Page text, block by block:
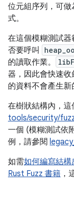
位元組序列，可
式。
在這個模糊測試
否要呼叫
的讀取作業。
器，因此會快速
的資料不會產生新
在樹狀結構內，這
tools/security/
一個 (模糊測試依
例，請參閱
如需如何編寫結構
Rust Fuzz 書籍 ，